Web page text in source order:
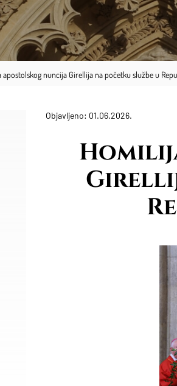
apostolskog nuncija Girellija na početku službe u
Objavljeno: 01.06.2026.